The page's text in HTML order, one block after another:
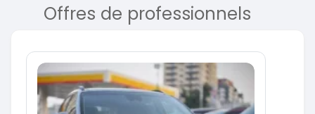
Offres de professionnels